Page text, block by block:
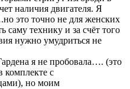
наличия двигателя. Я
это точно не для женских
технику и за счёт того
нужно умудриться не
я не пробовала…. (это
комплекте с
но моим